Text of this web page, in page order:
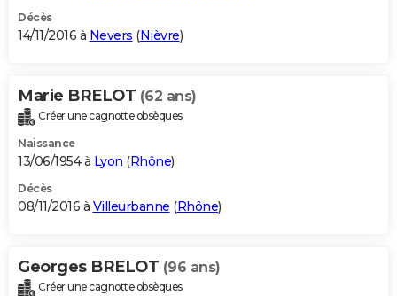
Décès
14/11/2016 à Nevers (Nièvre)
Marie BRELOT (62 ans)
Créer une cagnotte obsèques
Naissance
13/06/1954 à Lyon (Rhône)
Décès
08/11/2016 à Villeurbanne (Rhône)
Georges BRELOT (96 ans)
Créer une cagnotte obsèques